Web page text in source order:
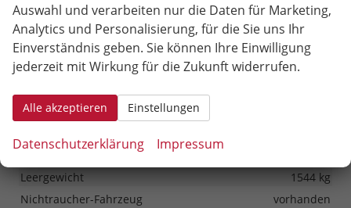
Anzahl Sitzplätze
Anzahl Türen
5-türig
Erstzulassung
01.03.2026
Innenausstattung
Leergewicht
1544 kg
Nichtraucher-Fahrzeug
vorhanden
Auswahl und verarbeiten nur die Daten für Marketing,
Analytics und Personalisierung, für die Sie uns Ihr
Einverständnis geben. Sie können Ihre Einwilligung
jederzeit mit Wirkung für die Zukunft widerrufen.
Alle akzeptieren Einstellungen
Datenschutzerklärung Impressum